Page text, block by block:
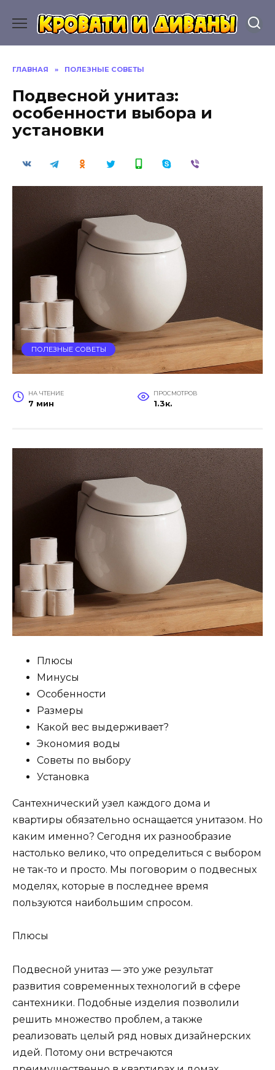
содержанию
ГЛАВНАЯ » ПОЛЕЗНЫЕ СОВЕТЫ
Подвесной унитаз:
особенности выбора и
установки
ПОЛЕЗНЫЕ СОВЕТЫ
НА ЧТЕНИЕ
7 мин
ПРОСМОТРОВ
1.3к.
Плюсы
Минусы
Особенности
Размеры
Какой вес выдерживает?
Экономия воды
Советы по выбору
Установка
Сантехнический узел каждого дома и
квартиры обязательно оснащается унитазом. Но
каким именно? Сегодня их разнообразие
настолько велико, что определиться с выбором
не так-то и просто. Мы поговорим о подвесных
моделях, которые в последнее время
пользуются наибольшим спросом.
Плюсы
Подвесной унитаз — это уже результат
развития современных технологий в сфере
сантехники. Подобные изделия позволили
решить множество проблем, а также
реализовать целый ряд новых дизайнерских
идей. Потому они встречаются